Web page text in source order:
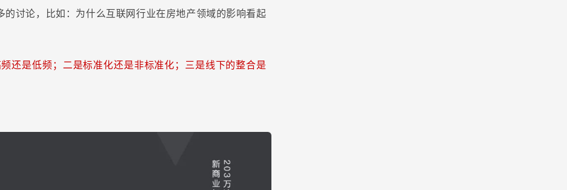
讨论，比如：为什么互联网行业在房地产领域的影响看起
还是低频；二是标准化还是非标准化；三是线下的整合是